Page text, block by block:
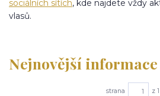
sociálních sítích, kde najdete vždy
vlasů.
Nejnovější informace
strana z 1